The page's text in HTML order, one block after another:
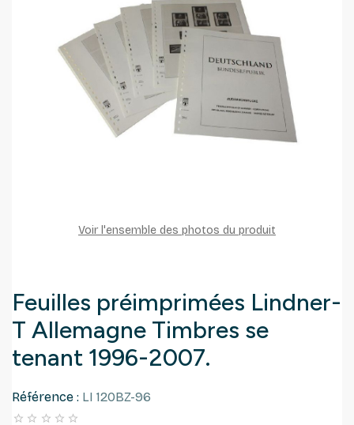
Voir l'ensemble des photos du produit
Feuilles préimprimées Lindner-
T Allemagne Timbres se
tenant 1996-2007.
Référence : LI 120BZ-96
    